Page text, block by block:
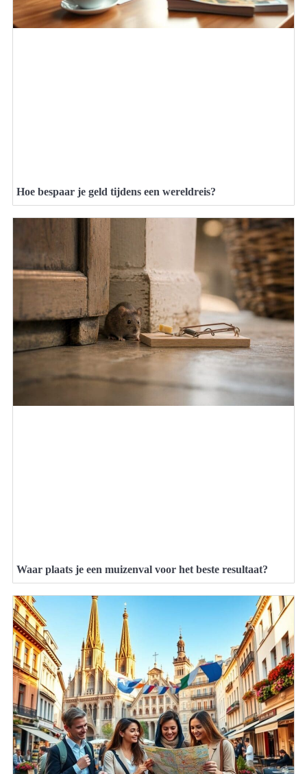
Hoe bespaar je geld tijdens een wereldreis?
Waar plaats je een muizenval voor het beste resultaat?